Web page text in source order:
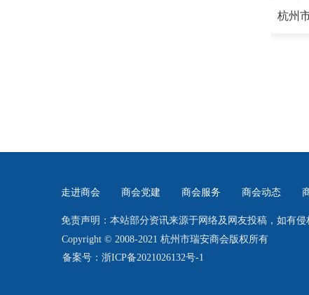
Copyright © 2008-2021 杭州市瑞安商会版权所有
备案号：浙ICP备2021026132号-1
走进商会 商会党建 商会服务 商会动态
免责声明：本站部分资讯来源于网络及网友投稿，如有侵